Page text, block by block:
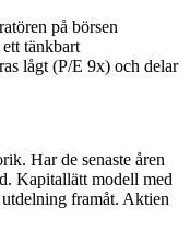
på börsen
tänkbart
lågt (P/E 9x) och delar
Har de senaste åren
Kapitallätt modell med
framåt. Aktien